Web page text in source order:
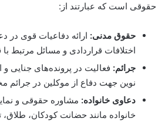
حقوقی است که عبارتند از:
حقوق مدنی: ارائه دفاعیات قوی
اختلافات قراردادی و مسائل مرتبط با
جرائم: فعالیت در پرونده‌های جنایی و
نوین جهت دفاع از موکلین در جرائم
دعاوی خانواده: مشاوره حقوقی و
خانواده مانند حضانت کودکان،